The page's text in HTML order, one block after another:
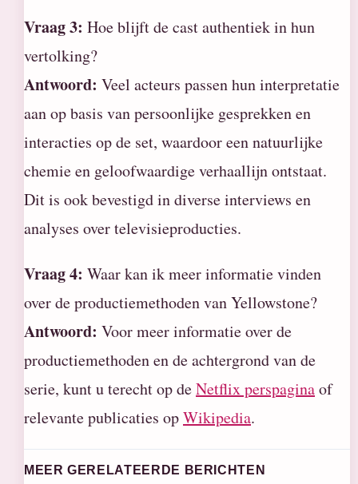
Vraag 3: Hoe blijft de cast authentiek in hun
vertolking?
Antwoord: Veel acteurs passen hun interpretatie
aan op basis van persoonlijke gesprekken en
interacties op de set, waardoor een natuurlijke
chemie en geloofwaardige verhaallijn ontstaat.
Dit is ook bevestigd in diverse interviews en
analyses over televisieproducties.
Vraag 4: Waar kan ik meer informatie vinden
over de productiemethoden van Yellowstone?
Antwoord: Voor meer informatie over de
productiemethoden en de achtergrond van de
serie, kunt u terecht op deNetflix perspaginaof
relevante publicaties opWikipedia.
MEER GERELATEERDE BERICHTEN